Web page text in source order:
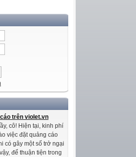
trên violet.vn
cô! Hiện tại, kinh phí
việc đặt quảng cáo
có gây một số trở ngại
để thuận tiện trong